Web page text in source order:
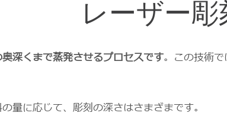
レーザー彫
深くまで蒸発させるプロセスです。この技術
量に応じて、彫刻の深さはさまざまです。